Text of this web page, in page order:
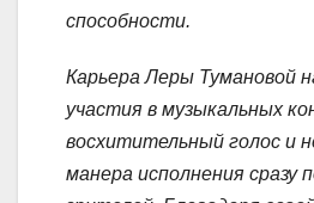
способности.
Карьера Леры Тумановой
участия в музыкальных
восхитительный голос и
манера исполнения сразу